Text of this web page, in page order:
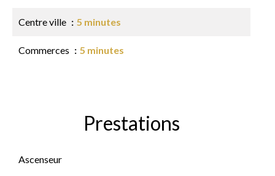
Centre ville 5 minutes
Commerces 5 minutes
Prestations
Ascenseur